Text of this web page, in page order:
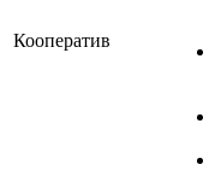
Кооператив